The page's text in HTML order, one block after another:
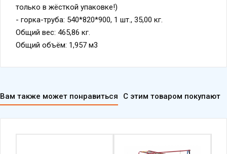
только в жёсткой упаковке!)
- горка-труба: 540*820*900, 1 шт., 35,00 кг.
Общий вес: 465,86 кг.
Общий объём: 1,957 м3
Вам также может понравиться С этим товаром покупают